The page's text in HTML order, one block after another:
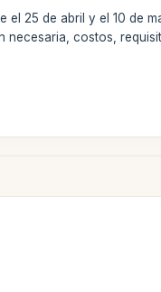
25 de abril y el 10 de
costos,